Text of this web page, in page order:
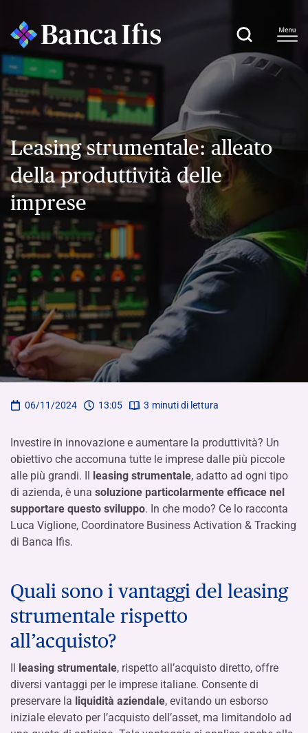
Leasing strumentale: alleato
della produttività delle
imprese
06/11/2024 13:05 3 minuti di lettura
Investire in innovazione e aumentare la produttività? Un
obiettivo che accomuna tutte le imprese dalle più piccole
alle più grandi. Il leasing strumentale, adatto ad ogni tipo
di azienda, è una soluzione particolarmente efficace nel
supportare questo sviluppo. In che modo? Ce lo racconta
Luca Viglione, Coordinatore Business Activation & Tracking
di Banca Ifis.
Quali sono i vantaggi del leasing
strumentale rispetto
all’acquisto?
Il leasing strumentale, rispetto all’acquisto diretto, offre
diversi vantaggi per le imprese italiane. Consente di
preservare la liquidità aziendale, evitando un esborso
iniziale elevato per l’acquisto dell’asset, ma limitandolo ad